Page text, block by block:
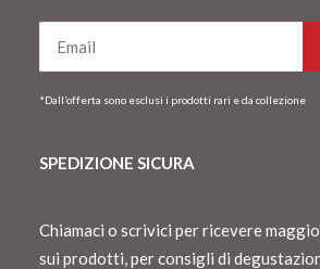
*Dall’offerta sono esclusi i prodotti rari e da collezione
SPEDIZIONE SICURA
Chiamaci o scrivici per ricevere
sui prodotti, per consigli di